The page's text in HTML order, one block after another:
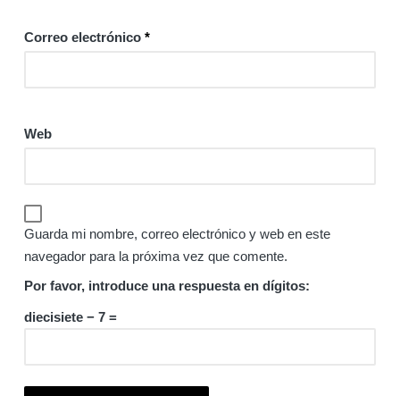
Correo electrónico *
Web
Guarda mi nombre, correo electrónico y web en este
navegador para la próxima vez que comente.
Por favor, introduce una respuesta en dígitos:
diecisiete − 7 =